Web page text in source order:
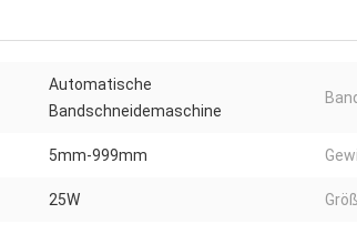
Automatische
Bandschneidemaschine
5mm-999mm
25W